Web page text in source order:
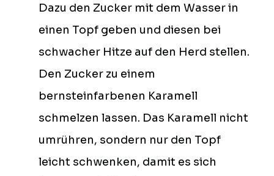
Dazu den Zucker mit dem Wasser in
einen Topf geben und diesen bei
schwacher Hitze auf den Herd stellen.
Den Zucker zu einem
bernsteinfarbenen Karamell
schmelzen lassen. Das Karamell nicht
umrühren, sondern nur den Topf
leicht schwenken, damit es sich